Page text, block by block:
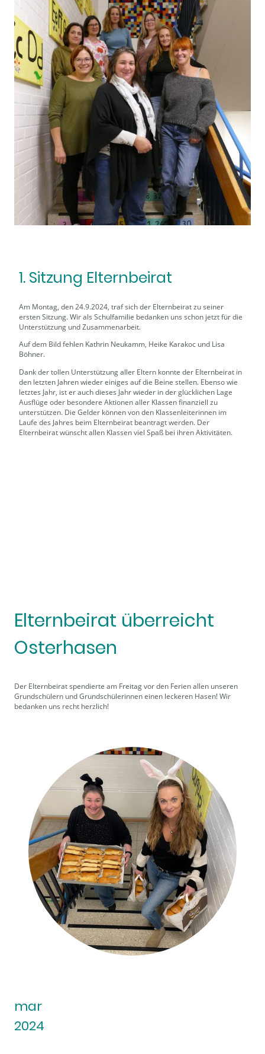
1. Sitzung Elternbeirat
Am Montag, den 24.9.2024, traf sich der Elternbeirat zu seiner
ersten Sitzung. Wir als Schulfamilie bedanken uns schon jetzt für die
Unterstützung und Zusammenarbeit.
Auf dem Bild fehlen Kathrin Neukamm, Heike Karakoc und Lisa
Böhner.
Dank der tollen Unterstützung aller Eltern konnte der Elternbeirat in
den letzten Jahren wieder einiges auf die Beine stellen. Ebenso wie
letztes Jahr, ist er auch dieses Jahr wieder in der glücklichen Lage
Ausflüge oder besondere Aktionen aller Klassen finanziell zu
unterstützen. Die Gelder können von den Klassenleiterinnen im
Laufe des Jahres beim Elternbeirat beantragt werden. Der
Elternbeirat wünscht allen Klassen viel Spaß bei ihren Aktivitäten.
Elternbeirat überreicht
Osterhasen
Der Elternbeirat spendierte am Freitag vor den Ferien allen unseren
Grundschülern und Grundschülerinnen einen leckeren Hasen! Wir
bedanken uns recht herzlich!
mar
2024